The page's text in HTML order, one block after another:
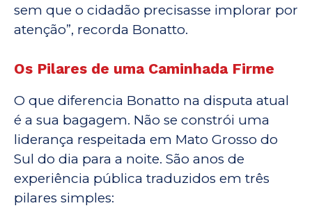
sem que o cidadão precisasse implorar por
atenção”, recorda Bonatto.
Os Pilares de uma Caminhada Firme
O que diferencia Bonatto na disputa atual
é a sua bagagem. Não se constrói uma
liderança respeitada em Mato Grosso do
Sul do dia para a noite. São anos de
experiência pública traduzidos em três
pilares simples: